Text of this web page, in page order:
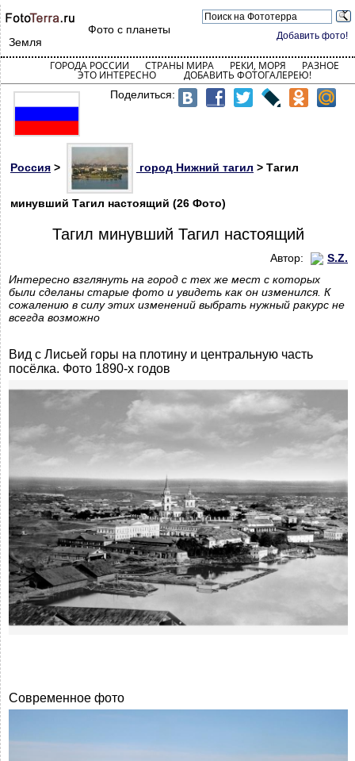
Добавить фото!
Фото с планеты
Земля
ГОРОДА РОССИИ СТРАНЫ МИРА РЕКИ, МОРЯ РАЗНОЕ
ЭТО ИНТЕРЕСНО ДОБАВИТЬ ФОТОГАЛЕРЕЮ!
Поделиться:
Россия > город Нижний тагил > Тагил
минувший Тагил настоящий (26 Фото)
Тагил минувший Тагил настоящий
Автор:
S.Z.
Интересно взглянуть на город с тех же мест с которых
были сделаны старые фото и увидеть как он изменился. К
сожалению в силу этих изменений выбрать нужный ракурс не
всегда возможно
Вид с Лисьей горы на плотину и центральную часть
посёлка. Фото 1890-х годов
Современное фото